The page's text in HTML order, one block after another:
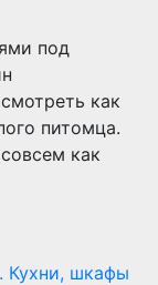
под
как
питомца.
как
Кухни, шкафы